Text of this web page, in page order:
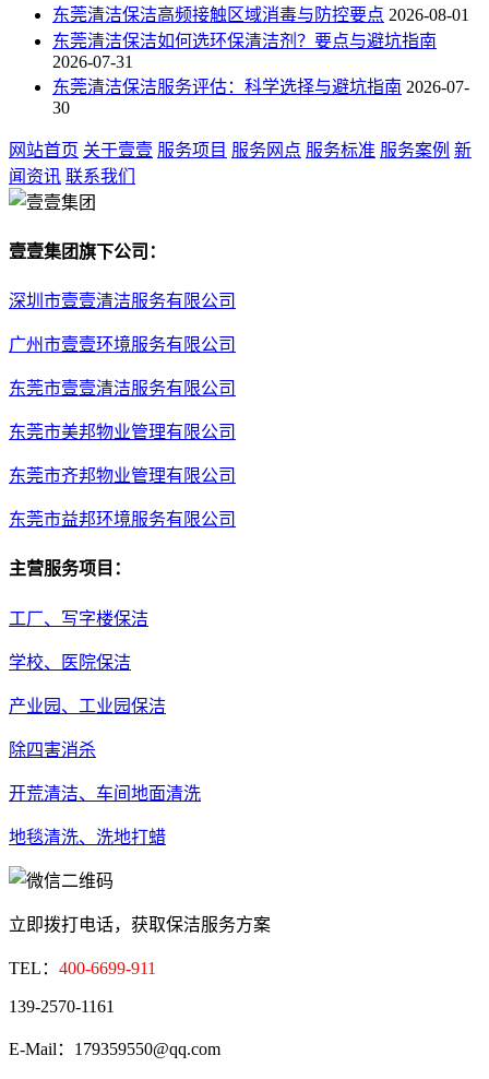
东莞清洁保洁高频接触区域消毒与防控要点 2026-08-01
东莞清洁保洁如何选环保清洁剂？要点与避坑指南
2026-07-31
东莞清洁保洁服务评估：科学选择与避坑指南 2026-07-
30
网站首页 关于壹壹 服务项目 服务网点 服务标准 服务案例 新
闻资讯 联系我们
壹壹集团旗下公司：
深圳市壹壹清洁服务有限公司
广州市壹壹环境服务有限公司
东莞市壹壹清洁服务有限公司
东莞市美邦物业管理有限公司
东莞市齐邦物业管理有限公司
东莞市益邦环境服务有限公司
主营服务项目：
工厂、写字楼保洁
学校、医院保洁
产业园、工业园保洁
除四害消杀
开荒清洁、车间地面清洗
地毯清洗、洗地打蜡
立即拨打电话，获取保洁服务方案
TEL： 400-6699-911
139-2570-1161
E-Mail：179359550@qq.com